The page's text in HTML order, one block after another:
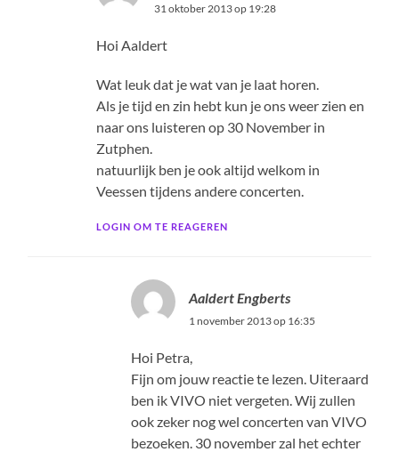
31 oktober 2013 op 19:28
Hoi Aaldert
Wat leuk dat je wat van je laat horen.
Als je tijd en zin hebt kun je ons weer zien en
naar ons luisteren op 30 November in
Zutphen.
natuurlijk ben je ook altijd welkom in
Veessen tijdens andere concerten.
LOGIN OM TE REAGEREN
Aaldert Engberts
1 november 2013 op 16:35
Hoi Petra,
Fijn om jouw reactie te lezen. Uiteraard
ben ik VIVO niet vergeten. Wij zullen
ook zeker nog wel concerten van VIVO
bezoeken. 30 november zal het echter